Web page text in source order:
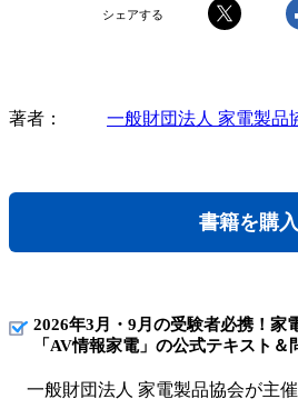
シェアする
著者 一般財団法人 家電製品
書籍を購入
2026年3月・9月の受験者必携！家
「AV情報家電」の公式テキスト＆
一般財団法人 家電製品協会が主